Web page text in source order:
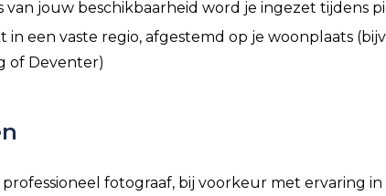
van jouw beschikbaarheid word je ingezet tijdens
in een vaste regio, afgestemd op je woonplaats
of Deventer)
fotograaf, bij voorkeur met ervaring